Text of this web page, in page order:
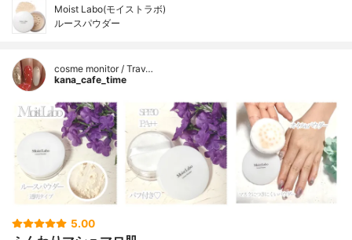
Moist Labo(モイストラボ)
ルースパウダー
cosme monitor / Trav…
kana_cafe_time
5.00